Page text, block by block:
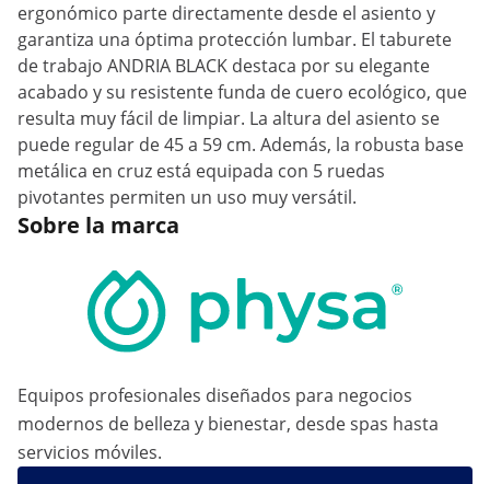
ergonómico parte directamente desde el asiento y
garantiza una óptima protección lumbar. El taburete
de trabajo ANDRIA BLACK destaca por su elegante
acabado y su resistente funda de cuero ecológico, que
resulta muy fácil de limpiar. La altura del asiento se
puede regular de 45 a 59 cm. Además, la robusta base
metálica en cruz está equipada con 5 ruedas
pivotantes permiten un uso muy versátil.
Sobre la marca
Equipos profesionales diseñados para negocios
modernos de belleza y bienestar, desde spas hasta
servicios móviles.